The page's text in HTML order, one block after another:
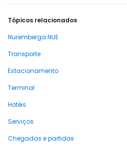
Tópicos relacionados
Nuremberga NUE
Transporte
Estacionamento
Terminal
Hotéis
Serviços
Chegadas e partidas